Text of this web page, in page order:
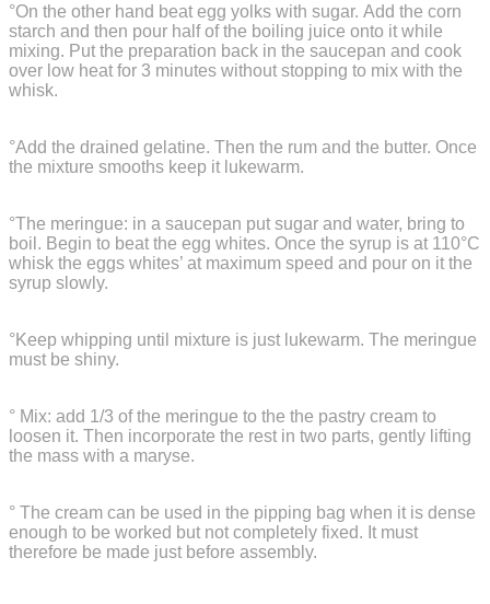
°On the other hand beat egg yolks with sugar. Add the corn
starch and then pour half of the boiling juice onto it while
mixing. Put the preparation back in the saucepan and cook
over low heat for 3 minutes without stopping to mix with the
whisk.
°Add the drained gelatine. Then the rum and the butter. Once
the mixture smooths keep it lukewarm.
°The meringue: in a saucepan put sugar and water, bring to
boil . Begin to beat the egg whites. Once the syrup is at 110°C
whisk the eggs whites’ at maximum speed and pour on it the
syrup slowly.
°Keep whipping until mixture is just lukewarm. The meringue
must be shiny.
° Mix: add 1/3 of the meringue to the the pastry cream to
loosen it. Then incorporate the rest in two parts, gently lifting
the mass with a maryse.
° The cream can be used in the pipping bag when it is dense
enough to be worked but not completely fixed. It must
therefore be made just before assembly.